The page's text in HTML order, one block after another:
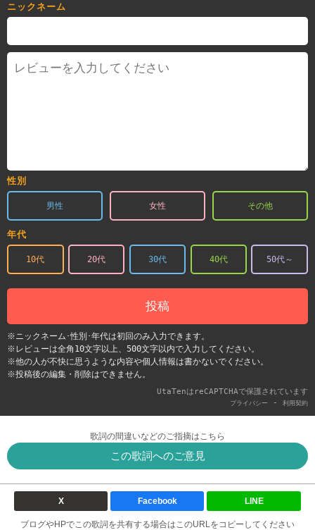
ニックネーム
性別
男性 女性 その他
年代
10代 20代 30代 40代 50代～
投稿
※ニックネーム･性別･年代は初回のみ入力できます。
※レビューは全角10文字以上、500文字以内で入力してください。
※他の人が不快に思うような内容や個人情報は書かないでください。
※投稿後の編集・削除はできません。
UtaTenはreCAPTCHAで保護されています
プライバシー - 利用契約
歌詞の間違いなどのご指摘はこちら
この歌詞へのご意見
X Facebook LINE
ブログやHPでこの歌詞を共有する場合はこのURLをコピーしてください